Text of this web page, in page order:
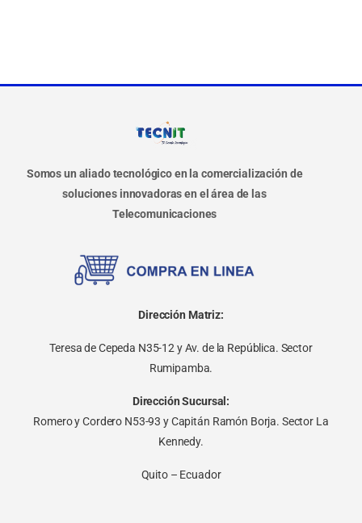
Somos un aliado tecnológico en la comercialización de
soluciones innovadoras en el área de las
Telecomunicaciones
Dirección Matriz:
Teresa de Cepeda N35-12 y Av. de la República. Sector
Rumipamba.
Dirección Sucursal:
Romero y Cordero N53-93 y Capitán Ramón Borja. Sector La
Kennedy.
Quito – Ecuador